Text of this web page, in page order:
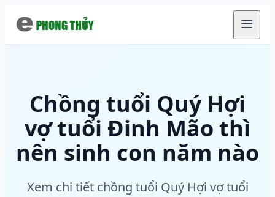
Chồng tuổi Quý Hợi
vợ tuổi Đinh Mão thì
nên sinh con năm nào
Xem chi tiết chồng tuổi Quý Hợi vợ tuổi